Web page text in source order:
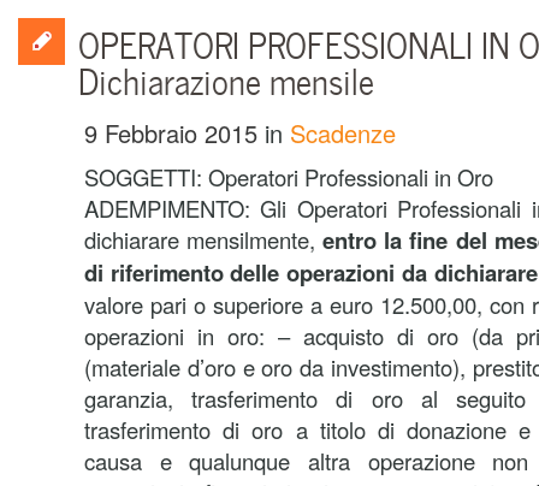
OPERATORI PROFESSIONALI IN
Dichiarazione mensile
9 Febbraio 2015 in Scadenze
SOGGETTI: Operatori Professionali in Oro
ADEMPIMENTO: Gli Operatori
dichiarare mensilmente,entro la fine del
di riferimento delle operazioni da
valore pari o superiore a euro 12.500,00, con
operazioni in oro: – acquisto di oro (da
(materiale d’oro e oro da investimento),
garanzia, trasferimento di oro al
trasferimento di oro a titolo di donazione
causa e qualunque altra operazione